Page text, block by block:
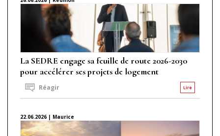
La SEDRE engage sa feuille de route 2026-2030
pour accélérer ses projets de logement
Lire
Réagir
22.06.2026 | Maurice